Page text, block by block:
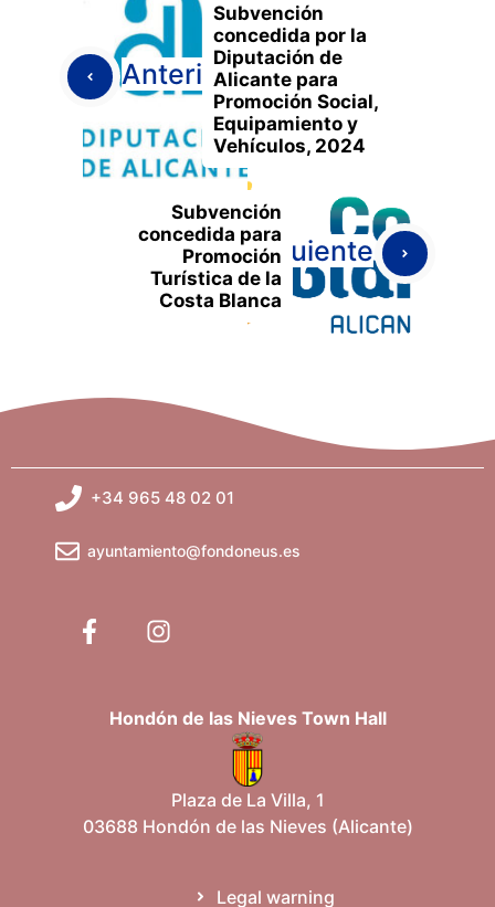
Anterior
Subvención
concedida por la
Diputación de
Alicante para
Promoción Social,
Equipamiento y
Vehículos, 2024
Subvención
concedida para
Promoción
Turística de la
Costa Blanca
Siguiente
+34 965 48 02 01
ayuntamiento@fondoneus.es
Hondón de las Nieves Town Hall
Plaza de La Villa, 1
03688 Hondón de las Nieves (Alicante)
Legal warning